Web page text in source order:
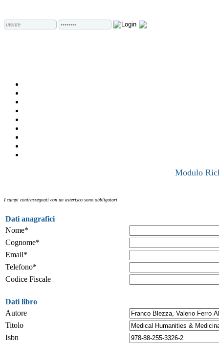
Modulo
I campi contrassegnati con un asterisco sono obbligatori
Dati anagrafici
Nome*
Cognome*
Email*
Telefono*
Codice Fiscale
Dati libro
Autore
Titolo
Isbn